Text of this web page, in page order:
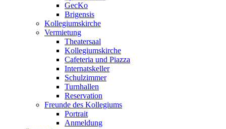
GecKo
Brigensis
Kollegiumskirche
Vermietung
Theatersaal
Kollegiumskirche
Cafeteria und Piazza
Internatskeller
Schulzimmer
Turnhallen
Reservation
Freunde des Kollegiums
Portrait
Anmeldung